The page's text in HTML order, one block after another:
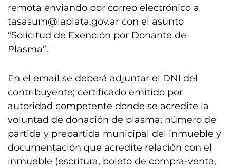
remota enviando por correo electrónico a
tasasum@laplata.gov.ar con el asunto
“Solicitud de Exención por Donante de
Plasma”.
En el email se deberá adjuntar el DNI del
contribuyente; certificado emitido por
autoridad competente donde se acredite la
voluntad de donación de plasma; número de
partida y prepartida municipal del inmueble y
documentación que acredite relación con el
inmueble (escritura, boleto de compra-venta,